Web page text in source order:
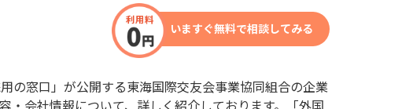
登録支援機関
外国人紹介会社
外国人派遣会社
行政書士事務所
送り出し機関
いますぐ無料で相談してみる
の窓口」が公開する東海国際交友会事業協同組合の企業
・会社情報について、詳しく紹介しております。「外国